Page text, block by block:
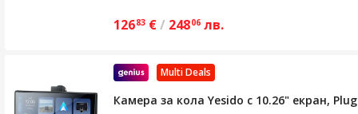
12683 €/ 24806 лв.
Multi Deals
Камера за кола Yesido с 10.26" екран,